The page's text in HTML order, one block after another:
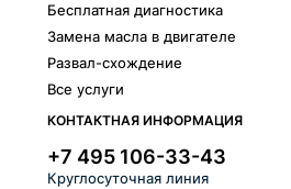
Бесплатная диагностика
Замена масла в двигателе
Развал-схождение
Все услуги
КОНТАКТНАЯ ИНФОРМАЦИЯ
+7 495 106-33-43
Круглосуточная линия